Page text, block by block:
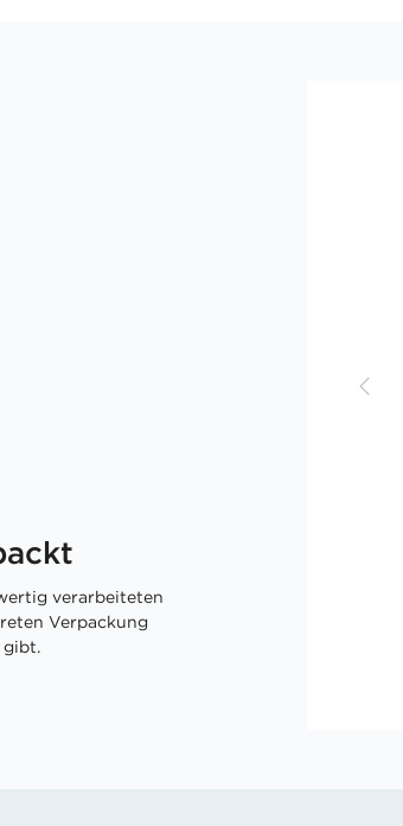
verarbeiteten
Verpackung
gibt.